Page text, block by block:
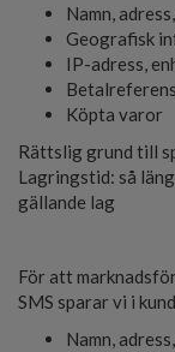
Namn,
Geografisk
IP-adress,
Betalreferens
Köpta varor
Rättslig grund till
Lagringstid: så
gällande lag
För att
SMS sparar vi i
Namn,